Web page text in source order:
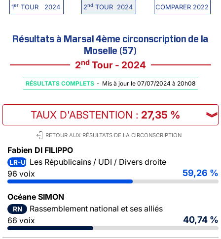
1erTOUR 2024 2ndTOUR 2024 COMPARER 2022
Résultats à Marsal 4ème circonscription de la
Moselle (57)
2nd Tour - 2024
RÉSULTATS COMPLETS - Mis à jour le 07/07/2024 à 20h08
TAUX D'ABSTENTION : 27,35 % ︾
RETOUR AUX RÉSULTATS DE LA CIRCONSCRIPTION
Fabien DI FILIPPO
LR-UDI-DVDLes Républicains / UDI / Divers droite
96 voix
59,26 %
Océane SIMON
RN
Rassemblement national et ses alliés
66 voix
40,74 %